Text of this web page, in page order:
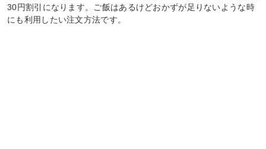
30円割引になります。ご飯はあるけどおかずが足りないような時
にも利用したい注文方法です。